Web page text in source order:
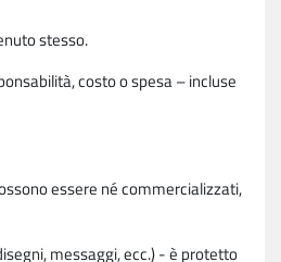
stesso.
costo o spesa – incluse
essere né commercializzati,
messaggi, ecc.) - è protetto